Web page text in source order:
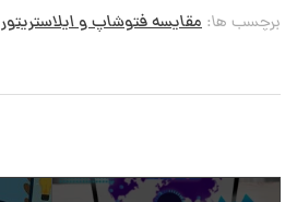
برچسب ها: مقایسه فتوشاپ و ایلاستریتور